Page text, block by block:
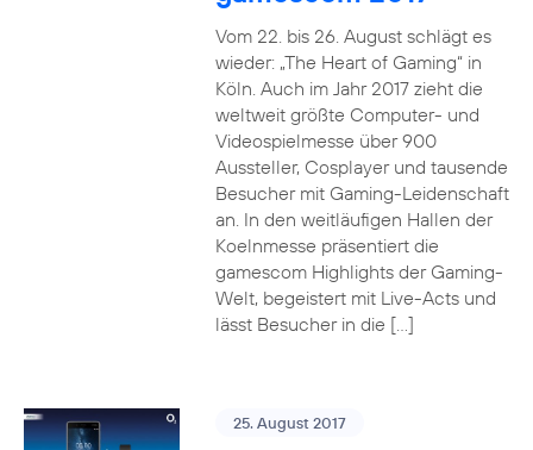
Vom 22. bis 26. August schlägt es
wieder: „The Heart of Gaming“ in
Köln. Auch im Jahr 2017 zieht die
weltweit größte Computer- und
Videospielmesse über 900
Aussteller, Cosplayer und tausende
Besucher mit Gaming-Leidenschaft
an. In den weitläufigen Hallen der
Koelnmesse präsentiert die
gamescom Highlights der Gaming-
Welt, begeistert mit Live-Acts und
lässt Besucher in die […]
25. August 2017